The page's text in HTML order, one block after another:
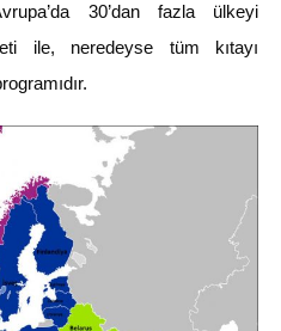
30’dan fazla ülkeyi
ile, neredeyse tüm kıtayı